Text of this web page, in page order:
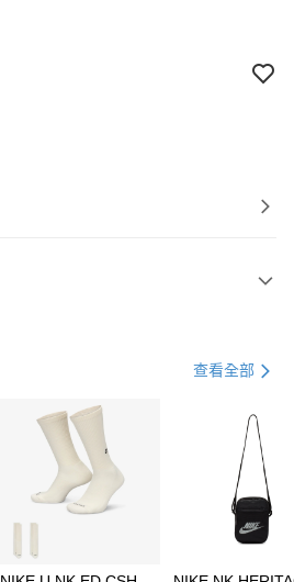
21家銀行
第一商業銀行
彰化商業銀行
查看全部